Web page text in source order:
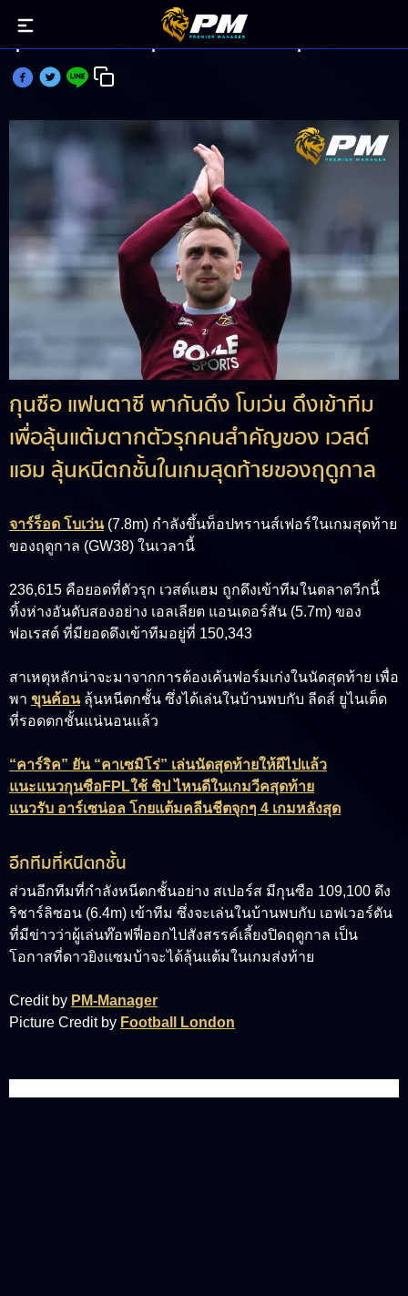
กุนซือแห่ดึง โบเว่น ลุ้นแต้มหนีตกชั้นเกมสุดท้าย
กุนซือ แฟนตาซี พากันดึง โบเว่น ดึงเข้าทีม
เพื่อลุ้นแต้มตากตัวรุกคนสำคัญของ เวสต์
แฮม ลุ้นหนีตกชั้นในเกมสุดท้ายของฤดูกาล
จาร์ร็อด โบเว่น(7.8m) กำลังขึ้นท็อปทรานส์เฟอร์ในเกมสุดท้าย
ของฤดูกาล (GW38) ในเวลานี้
236,615 คือยอดที่ตัวรุก เวสต์แฮม ถูกดึงเข้าทีมในตลาดวีกนี้
ทิ้งห่างอันดับสองอย่าง เอลเลียต แอนเดอร์สัน (5.7m) ของ
ฟอเรสต์ ที่มียอดดึงเข้าทีมอยู่ที่ 150,343
สาเหตุหลักน่าจะมาจากการต้องเค้นฟอร์มเก่งในนัดสุดท้าย เพื่อ
พา ขุนค้อนลุ้นหนีตกชั้น ซึ่งได้เล่นในบ้านพบกับ ลีดส์ ยูไนเต็ด
ที่รอดตกชั้นแน่นอนแล้ว
“คาร์ริค” ยัน “คาเซมิโร่” เล่นนัดสุดท้ายให้ผีไปแล้ว
แนะแนวกุนซือFPLใช้ ชิป ไหนดีในเกมวีคสุดท้าย
แนวรับ อาร์เซน่อล โกยแต้มคลีนชีตจุกๆ 4 เกมหลังสุด
อีกทีมที่หนีตกชั้น
ส่วนอีกทีมที่กำลังหนีตกชั้นอย่าง สเปอร์ส มีกุนซือ 109,100 ดึง
ริชาร์ลิซอน (6.4m) เข้าทีม ซึ่งจะเล่นในบ้านพบกับ เอฟเวอร์ตัน
ที่มีข่าวว่าผู้เล่นท๊อฟฟี่ออกไปสังสรรค์เลี้ยงปิดฤดูกาล เป็น
โอกาสที่ดาวยิงแซมบ้าจะได้ลุ้นแต้มในเกมส่งท้าย
Credit by PM-Manager
Picture Credit by Football London